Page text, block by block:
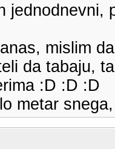
jednodnevni,
mislim
da tabaju,
:D :D :D
metar